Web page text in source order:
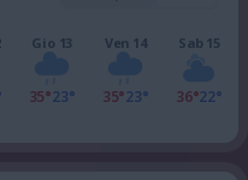
Gio 13
35°23°
Ven 14
35°23°
Sab 15
36°22°